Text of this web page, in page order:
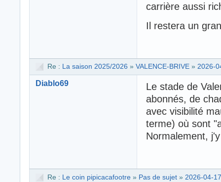
carrière aussi
Il restera un
Re : La saison 2025/2026 » VALENCE-BRIVE » 2026-
Diablo69
Le stade de
abonnés, de
avec visibilité
terme) où sont
Normalement,
Re : Le coin pipicacafootre » Pas de sujet » 2026-04-